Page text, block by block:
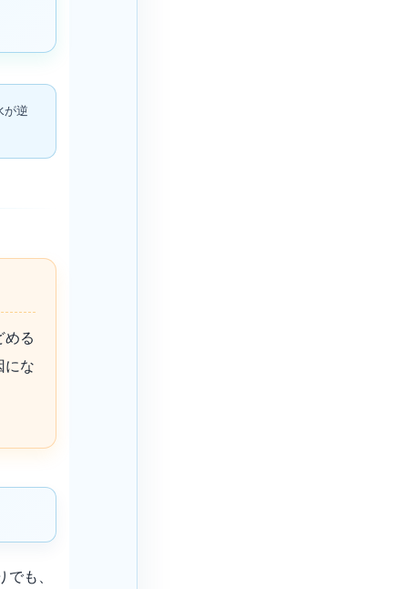
が逆
める
にな
も、